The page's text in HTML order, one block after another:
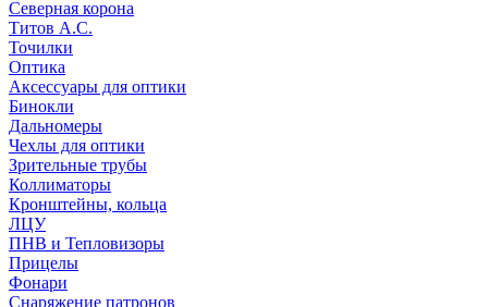
Северная корона
Титов А.С.
Точилки
Оптика
Аксессуары для оптики
Бинокли
Дальномеры
Чехлы для оптики
Зрительные трубы
Коллиматоры
Кронштейны, кольца
ЛЦУ
ПНВ и Тепловизоры
Прицелы
Фонари
Снаряжение патронов